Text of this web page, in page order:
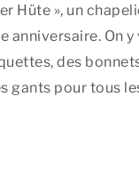
Hüte », un
anniversaire. On y
des
gants pour tous